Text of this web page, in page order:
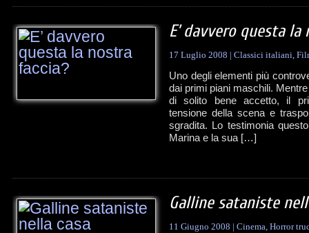
E’ davvero questa la
17 Luglio 2008 | Classici italiani,
Uno degli elementi più
dai primi piani maschili.
di solito bene accetto, il
tensione della scena e
sgradita. Lo testimonia
Marina e la sua […]
Galline sataniste
11 Giugno 2008 | Cinema, Horror